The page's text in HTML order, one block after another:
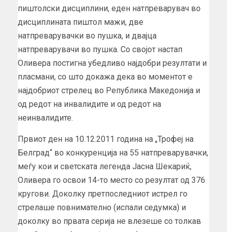
пиштолски дисциплини, еден натпреварувач во
дисциплината пиштол мажи, две
натпреварувачки во пушка, и двајца
натпреварувачи во пушка. Со својот настап
Оливера постигна убедливо најдобри резултати и
пласмани, со што докажа дека во моментот е
најдобриот стрелец во Република Македонија и
од редот на инвалидите и од редот на
неинвалидите.
Првиот ден на 10.12.2011 година на „Трофеј на
Белград“ во конкуренција на 55 натпреварувачки,
меѓу кои и светската легенда Јасна Шекариќ,
Оливера го освои 14-то место со резултат од 376
кругови. Доколку претпоследниот истрел го
стрелаше повнимателно (испали седумка) и
доколку во првата серија не влезеше со толкав